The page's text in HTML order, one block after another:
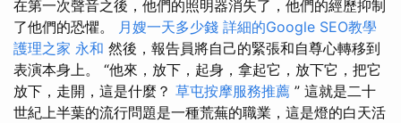
在第一次聲音之後，他們的照明器消失了，他們的經歷抑制
了他們的恐懼。
月嫂一天多少錢 詳細的Google SEO教學
護理之家 永和 然後，報告員將自己的緊張和自尊心轉移到
表演本身上。 “他來，放下，起身，拿起它，放下它，把它
放下，走開，這是什麼？ 草屯按摩服務推薦 ” 這就是二十
世紀上半葉的流行問題是一種荒蕪的職業，這是燈的白天活